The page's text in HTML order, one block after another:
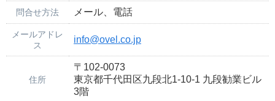
問合せ方法 メール、電話
メールアドレ
ス
info@ovel.co.jp
住所
〒102-0073
東京都千代田区九段北1-10-1 九段勧業ビル
3階